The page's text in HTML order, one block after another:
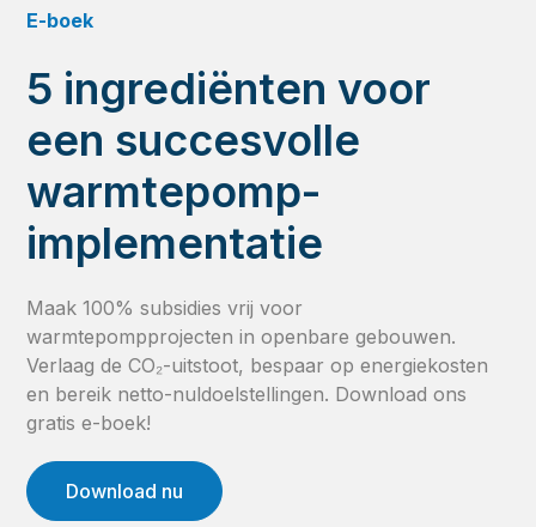
E-boek
5 ingrediënten voor
een succesvolle
warmtepomp-
implementatie
Maak 100% subsidies vrij voor
warmtepompprojecten in openbare gebouwen.
Verlaag de CO₂-uitstoot, bespaar op energiekosten
en bereik netto-nuldoelstellingen. Download ons
gratis e-boek!
Download nu